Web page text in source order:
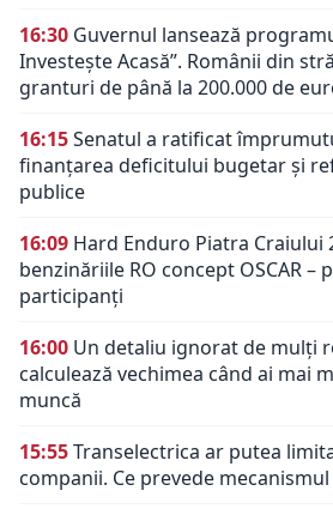
16:30 Guvernul lansează
Investește Acasă”. Românii din
granturi de până la 200.000 de
16:15Senatul a ratificat
finanțarea deficitului bugetar și
publice
16:09 Hard Enduro Piatra Craiului
benzinăriile RO concept OSCAR –
participanți
16:00 Un detaliu ignorat de mulți
calculează vechimea când ai mai
muncă
15:55Transelectrica ar putea
companii. Ce prevede